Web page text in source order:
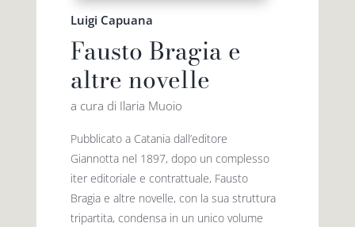
Luigi Capuana
Fausto Bragia e
altre novelle
a cura di Ilaria Muoio
Pubblicato a Catania dall’editore
Giannotta nel 1897, dopo un complesso
iter editoriale e contrattuale, Fausto
Bragia e altre novelle, con la sua struttura
tripartita, condensa in un unico volume